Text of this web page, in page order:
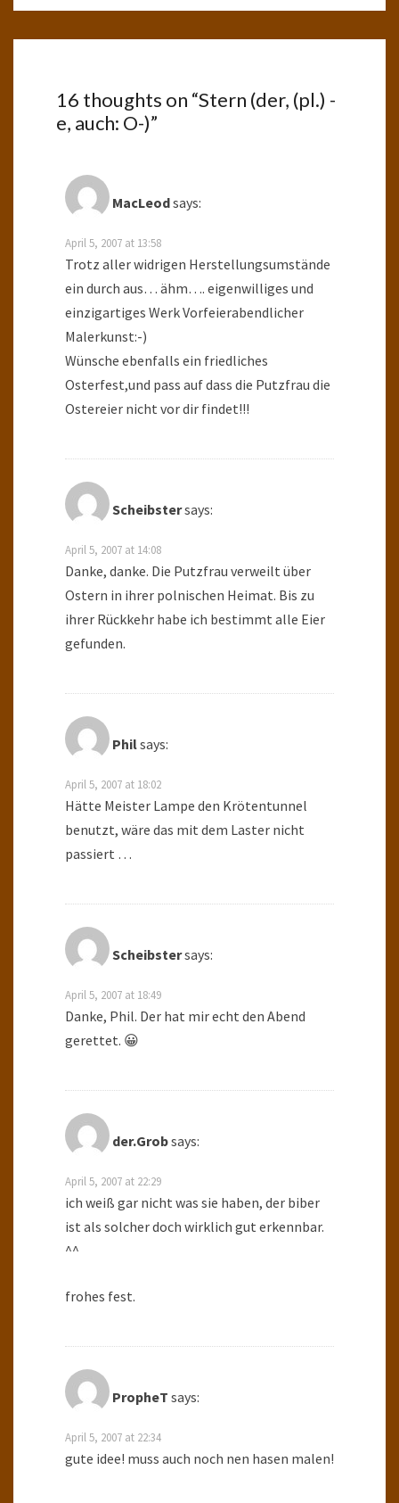
16 thoughts on “Stern (der, (pl.) -
e, auch: O-)”
MacLeodsays:
April 5, 2007 at 13:58
Trotz aller widrigen Herstellungsumstände
ein durch aus… ähm…. eigenwilliges und
einzigartiges Werk Vorfeierabendlicher
Malerkunst:-)
Wünsche ebenfalls ein friedliches
Osterfest,und pass auf dass die Putzfrau die
Ostereier nicht vor dir findet!!!
Scheibstersays:
April 5, 2007 at 14:08
Danke, danke. Die Putzfrau verweilt über
Ostern in ihrer polnischen Heimat. Bis zu
ihrer Rückkehr habe ich bestimmt alle Eier
gefunden.
Philsays:
April 5, 2007 at 18:02
Hätte Meister Lampe den Krötentunnel
benutzt, wäre das mit dem Laster nicht
passiert …
Scheibstersays:
April 5, 2007 at 18:49
Danke, Phil. Der hat mir echt den Abend
gerettet. 😀
der.Grobsays:
April 5, 2007 at 22:29
ich weiß gar nicht was sie haben, der biber
ist als solcher doch wirklich gut erkennbar.
^^
frohes fest.
PropheT says:
April 5, 2007 at 22:34
gute idee! muss auch noch nen hasen malen!